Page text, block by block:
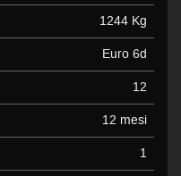
1244 Kg
Euro 6d
12
12 mesi
1